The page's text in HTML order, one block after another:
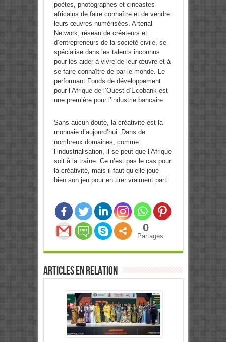
poètes, photographes et cinéastes
africains de faire connaître et de vendre
leurs œuvres numérisées. Arterial
Network, réseau de créateurs et
d’entrepreneurs de la société civile, se
spécialise dans les talents inconnus
pour les aider à vivre de leur œuvre et à
se faire connaître de par le monde. Le
performant Fonds de développement
pour l’Afrique de l’Ouest d’Ecobank est
une première pour l’industrie bancaire.
Sans aucun doute, la créativité est la
monnaie d’aujourd’hui. Dans de
nombreux domaines, comme
l’industrialisation, il se peut que l’Afrique
soit à la traîne. Ce n’est pas le cas pour
la créativité, mais il faut qu’elle joue
bien son jeu pour en tirer vraiment parti.
0
Partages
Articles en relation